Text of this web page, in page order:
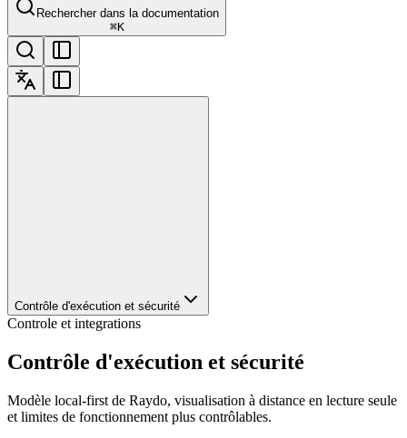
Rechercher dans la documentation
⌘K
Contrôle d'exécution et sécurité
Controle et integrations
Contrôle d'exécution et sécurité
Modèle local-first de Raydo, visualisation à distance en lecture seule
et limites de fonctionnement plus contrôlables.